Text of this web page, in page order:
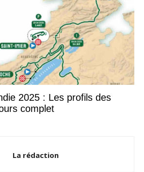
2025 : Les profils des
complet
La rédaction